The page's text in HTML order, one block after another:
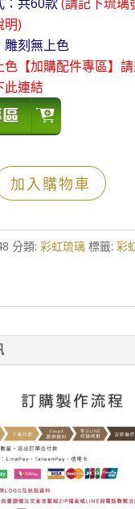
明)
雕刻無上色
色【加購配件專區】
此連結
加入購物車
分類: 彩虹琉璃 標籤: 彩